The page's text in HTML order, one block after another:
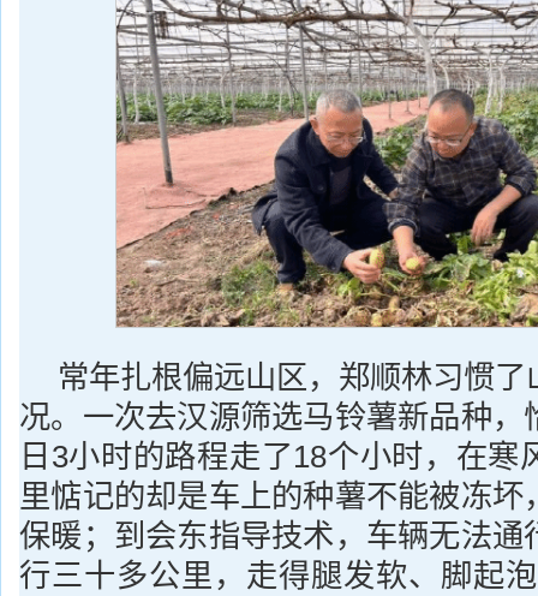
常年扎根偏远山区，郑顺林习惯
况。一次去汉源筛选马铃薯新品种，
日3小时的路程走了18个小时，在寒
里惦记的却是车上的种薯不能被冻坏
保暖；到会东指导技术，车辆无法通
行三十多公里，走得腿发软、脚起